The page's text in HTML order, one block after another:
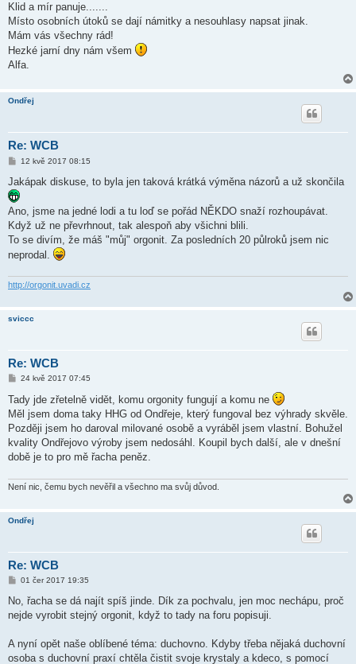
Klid a mír panuje.......
Místo osobních útoků se dají námitky a nesouhlasy napsat jinak.
Mám vás všechny rád!
Hezké jarní dny nám všem
Alfa.
Ondřej
Re: WCB
P
í
s
p
ě
v
e
k
12 kvě 2017 08:15
Jakápak diskuse, to byla jen taková krátká výměna názorů a už skončila
Ano, jsme na jedné lodi a tu loď se pořád NĚKDO snaží rozhoupávat.
Když už ne převrhnout, tak alespoň aby všichni blili.
To se divím, že máš "můj" orgonit. Za posledních 20 půlroků jsem nic
neprodal.
http://orgonit.uvadi.cz
sviccc
Re: WCB
P
í
s
p
ě
v
e
k
24 kvě 2017 07:45
Tady jde zřetelně vidět, komu orgonity fungují a komu ne
Měl jsem doma taky HHG od Ondřeje, který fungoval bez výhrady skvěle.
Později jsem ho daroval milované osobě a vyráběl jsem vlastní. Bohužel
kvality Ondřejovo výroby jsem nedosáhl. Koupil bych další, ale v dnešní
době je to pro mě řacha peněz.
Není nic, čemu bych nevěřil a všechno ma svůj důvod.
Ondřej
Re: WCB
P
í
p
e
k
01 čer 2017 19:35
No, řacha se dá najít spíš jinde. Dík za pochvalu, jen moc nechápu, proč
nejde vyrobit stejný orgonit, když to tady na foru popisuji.
A nyní opět naše oblíbené téma: duchovno. Kdyby třeba nějaká duchovní
osoba s duchovní praxí chtěla čistit svoje krystaly a kdeco, s pomocí